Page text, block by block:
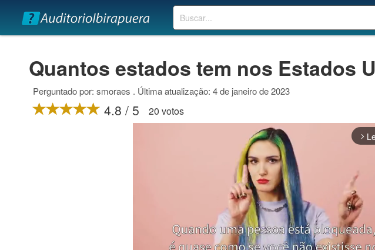
Buscar
Quantos estados tem nos Estados
Perguntado por: smoraes . Última atualização: 4 de janeiro de 2023
4.8 / 5 20 votos
arrow_forward_ios